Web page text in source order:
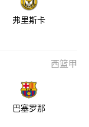
弗里斯卡
西篮甲
巴塞罗那